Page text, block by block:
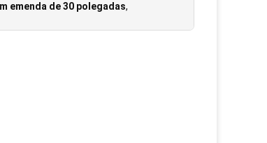
emenda de 30 polegadas,